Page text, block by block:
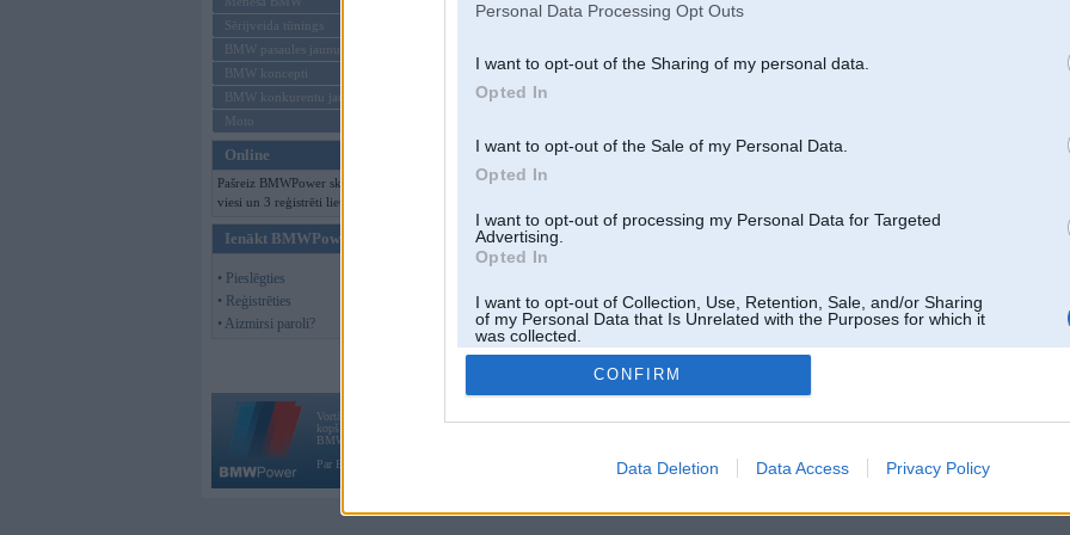
Personal Data Processing Opt Outs
I want to opt-out of the Sharing of my personal data.
Opted In
I want to opt-out of the Sale of my Personal Data.
Opted In
I want to opt-out of processing my Personal Data for Targeted
Advertising.
Opted In
I want to opt-out of Collection, Use, Retention, Sale, and/or Sharing
of my Personal Data that Is Unrelated with the Purposes for which it
was collected.
Opted Out
CONFIRM
Data Deletion Data Access Privacy Policy
Sērijveida tūnings
BMW pasaules jaunumi
BMW koncepti
BMW konkurentu jaunumi
Moto
Online
Pašreiz BMWPower skatās 504
viesi un 3 reģistrēti lietotāji.
Ienākt BMWPower
• Pieslēgties
• Reģistrēties
• Aizmirsi paroli?
Vortāls BMWPower.lv darbojas
kopš 2002. gada 14. maija. Tas nav auto klubs un nav saistīts ar
BMW AG.
Par BMWPower